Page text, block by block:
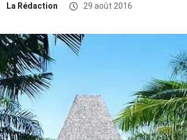
La Rédaction 29 août 2016